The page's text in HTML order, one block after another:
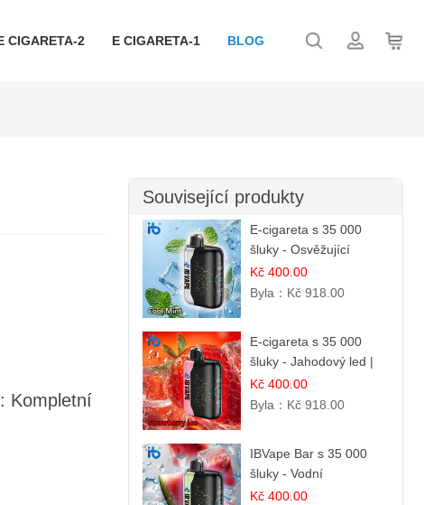
CIGARETA-2 E CIGARETA-1 BLOG
: Kompletní
Související produkty
E-cigareta s 35 000
šluky - Osvěžující
mentol | Čistá a svěží
chuť
Kč 400.00
Byla： Kč 918.00
E-cigareta s 35 000
šluky - Jahodový led |
Chladivá fresh příchuť
Kč 400.00
Byla： Kč 918.00
IBVape Bar s 35 000
šluky - Vodní
melounový led |
Kč 400.00